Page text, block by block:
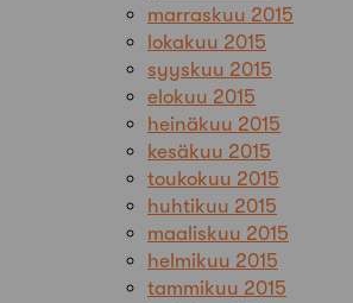
marraskuu 2015
lokakuu 2015
syyskuu 2015
elokuu 2015
heinäkuu 2015
kesäkuu 2015
toukokuu 2015
huhtikuu 2015
maaliskuu 2015
helmikuu 2015
tammikuu 2015